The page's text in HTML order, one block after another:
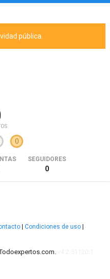
pública.
0
SEGUIDORES
0
Condiciones de uso